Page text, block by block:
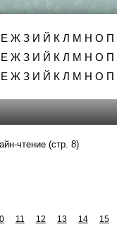
Е Ж З И Й К Л М Н О П
Е Ж З И Й К Л М Н О П
Е Ж З И Й К Л М Н О П
чтение (стр. 8)
11 12 13 14 15